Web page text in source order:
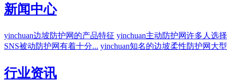
新闻中心
yinchuan边坡防护网的产品特征 yinchuan主动防护网许多人选
SNS被动防护网有着十分... yinchuan知名的边坡柔性防护网大
行业资讯